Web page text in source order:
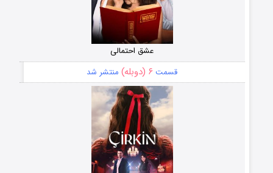
عشق احتمالی
قسمت ۶ (دوبله) منتشر شد